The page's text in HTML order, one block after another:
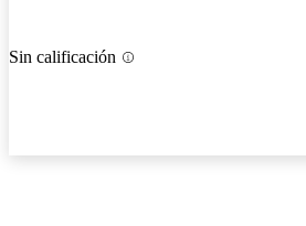
Sin calificación